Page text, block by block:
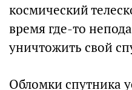
космический
время где-то
уничтожить свой
Обломки спутника